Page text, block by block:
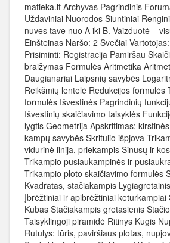
matieka.lt Archyvas Pagrindinis
Uždaviniai Nuorodos Siuntiniai
nuves tave nuo A iki B. Vaizduotė –
Einšteinas Naršo: 2 Svečiai
Prisiminti: Registracija Pamiršau
braižymas Formulės Aritmetika
Daugianariai Laipsnių savybės
Reikšmių lentelė Redukcijos formulės
formulės Išvestinės Pagrindinių
Išvestinių skaičiavimo taisyklės
lygtis Geometrija Apskritimas:
kampų savybės Skritulio išpjova
vidurinė linija, priekampis Sinusų ir
Trikampio pusiaukampinės ir
Trikampio ploto skaičiavimo formulės
Kvadratas, stačiakampis
Įbrėžtiniai ir apibrėžtiniai keturkampiai
Kubas Stačiakampis gretasienis
Taisyklingoji piramidė Ritinys Kūgis
Rutulys: tūris, paviršiaus plotas,